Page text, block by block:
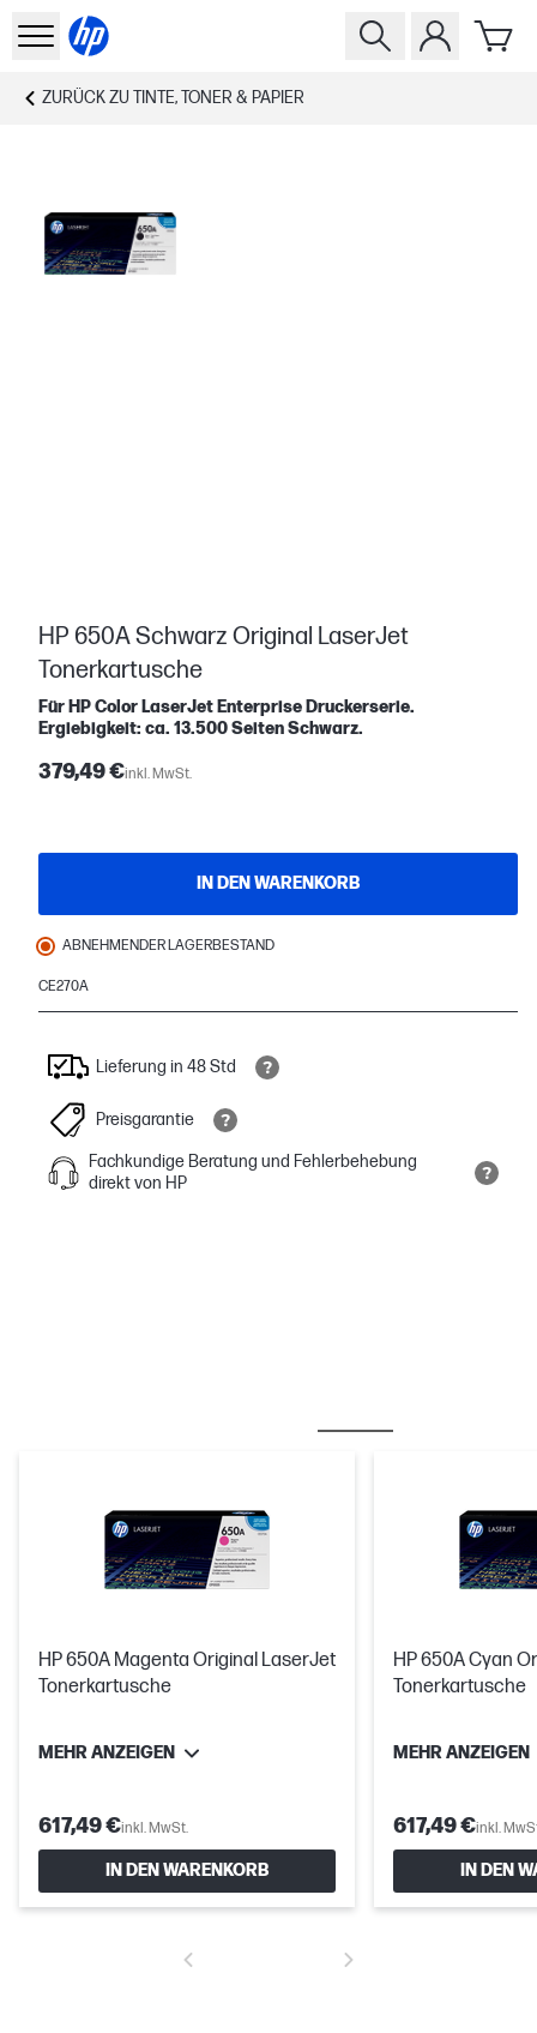
ZURÜCK ZU TINTE, TONER & PAPIER
HP 650A Schwarz Original LaserJet
Tonerkartusche
Für HP Color LaserJet Enterprise Druckerserie.
Ergiebigkeit: ca. 13.500 Seiten Schwarz.
379,49 €inkl. MwSt.
IN DEN WARENKORB
ABNEHMENDER LAGERBESTAND
CE270A
Lieferung in 48 Std
Preisgarantie
Fachkundige Beratung und Fehlerbehebung
direkt von HP
HP 650A Magenta Original LaserJet
Tonerkartusche
MEHR ANZEIGEN
617,49 €inkl. MwSt.
IN DEN WARENKORB
HP 650A Cyan
Tonerkartusche
MEHR ANZEIGEN
617,49 €inkl.
IN DEN